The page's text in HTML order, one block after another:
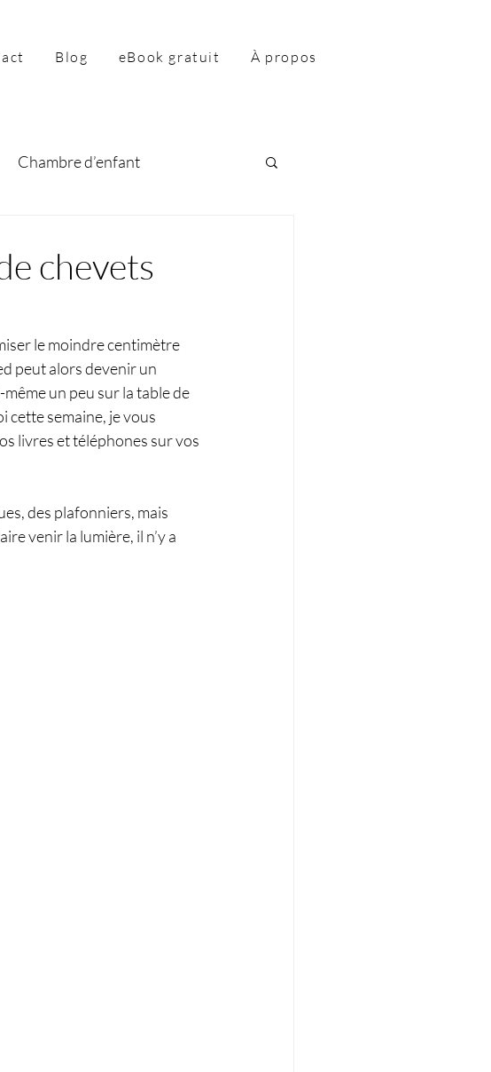
Blog eBook gratuit À propos
Chambre d’enfant
chevets
le moindre centimètre
peut alors devenir un
un peu sur la table de
cette semaine, je vous
livres et téléphones sur vos
des plafonniers, mais
venir la lumière, il n’y a